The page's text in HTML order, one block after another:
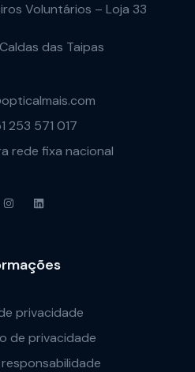
Voluntários – Loja 33
das Taipas
253 571 017
rede fixa nacional
privacidade
de privacidade